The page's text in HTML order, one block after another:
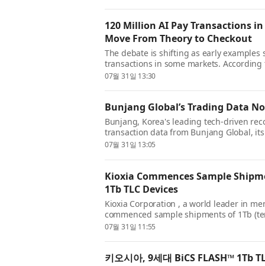
120 Million AI Pay Transactions
Move From Theory to Checkout
The debate is shifting as early
transactions in some markets.
intelligence company, its global report
07월 31일 13:30
Bunjang Global’s Trading Data
Bunjang, Korea's leading tech-driven
transaction data from Bunjang Global,
incorporated into Hanteo Chart, Korea’s
07월 31일 13:05
Kioxia Commences Sample
1Tb TLC Devices
Kioxia Corporation , a world leader in
commenced sample shipments of 1Tb
incorporating its 9th-generation BiCS
07월 31일 11:55
키오시아, 9세대 BiCS FLASH™ 1Tb